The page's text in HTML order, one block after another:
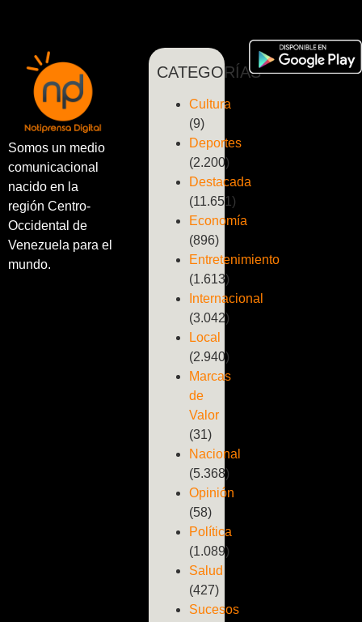
Somos un medio
comunicacional
nacido en la
región Centro-
Occidental de
Venezuela para el
mundo.
CATEGORÍAS
Cultura
(9)
Deportes
(2.200)
Destacada
(11.651)
Economía
(896)
Entretenimiento
(1.613)
Internacional
(3.042)
Local
(2.940)
Marcas
de
Valor
(31)
Nacional
(5.368)
Opinión
(58)
Política
(1.089)
Salud
(427)
Sucesos